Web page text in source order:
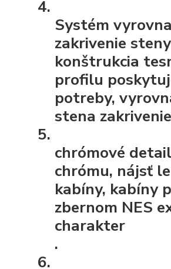
Systém
zakrivenie steny
konštrukcia
profilu
potreby,
stena
chrómové
chrómu, nájsť
kabíny, kabíny
zbernom NES
charakter
.